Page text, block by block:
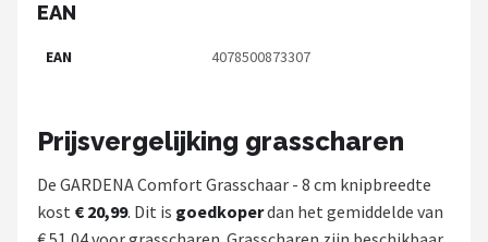
EAN
EAN 4078500873307
Prijsvergelijking grasscharen
De GARDENA Comfort Grasschaar - 8 cm knipbreedte
kost € 20,99. Dit is goedkoperdan het gemiddelde van